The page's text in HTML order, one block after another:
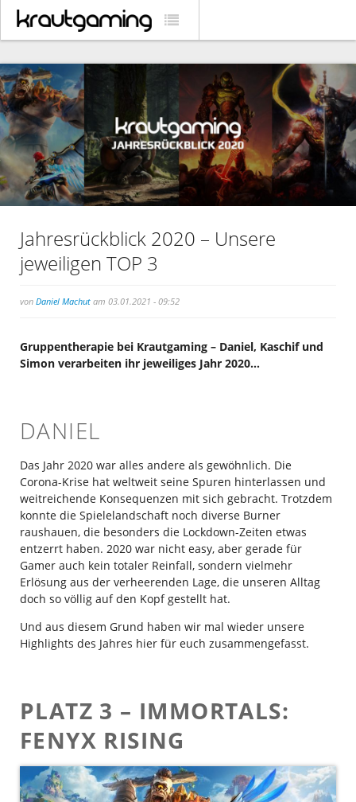
Jahresrückblick 2020 – Unsere
jeweiligen TOP 3
von Daniel Machut am 03.01.2021 - 09:52
Gruppentherapie bei Krautgaming – Daniel, Kaschif und
Simon verarbeiten ihr jeweiliges Jahr 2020…
DANIEL
Das Jahr 2020 war alles andere als gewöhnlich. Die
Corona-Krise hat weltweit seine Spuren hinterlassen und
weitreichende Konsequenzen mit sich gebracht. Trotzdem
konnte die Spielelandschaft noch diverse Burner
raushauen, die besonders die Lockdown-Zeiten etwas
entzerrt haben. 2020 war nicht easy, aber gerade für
Gamer auch kein totaler Reinfall, sondern vielmehr
Erlösung aus der verheerenden Lage, die unseren Alltag
doch so völlig auf den Kopf gestellt hat.
Und aus diesem Grund haben wir mal wieder unsere
Highlights des Jahres hier für euch zusammengefasst.
PLATZ 3 – IMMORTALS:
FENYX RISING